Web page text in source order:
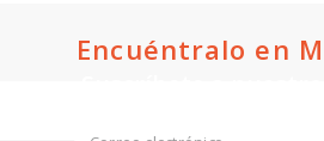
Encuéntralo en